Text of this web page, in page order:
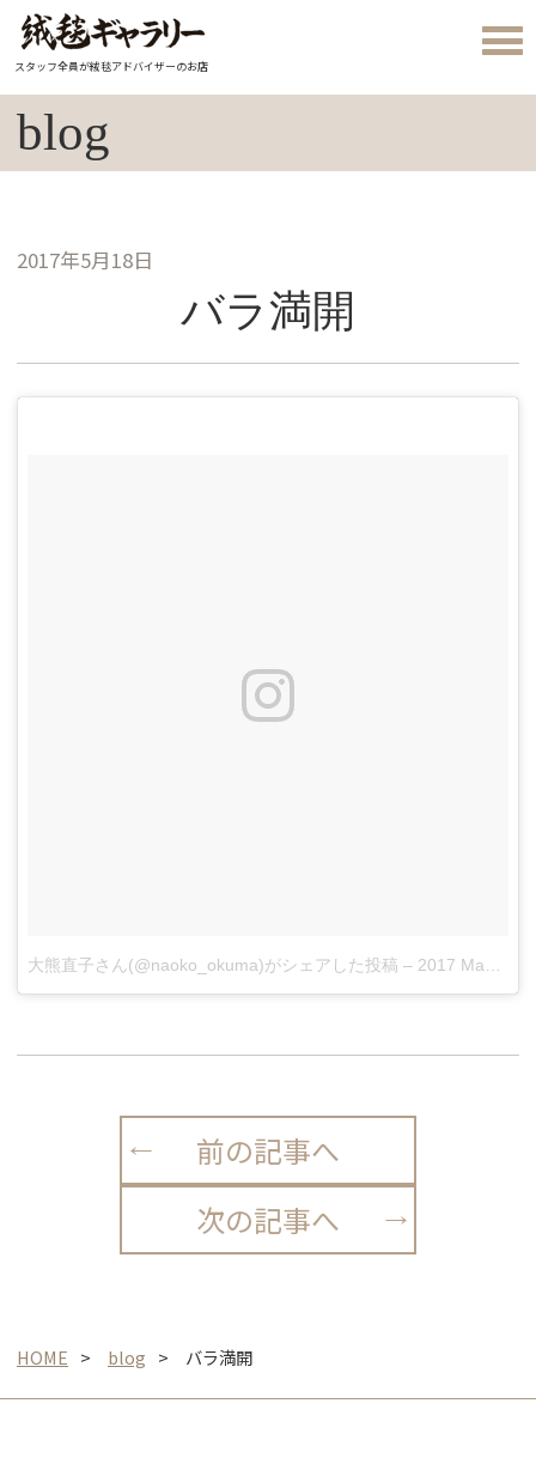
スタッフ全員が絨毯アドバイザーのお店
blog
2017年5月18日
バラ満開
大熊直子さん(@naoko_okuma)がシェアした投稿 – 2017 May 18 2:28am PDT
前の記事へ
次の記事へ
HOME blog バラ満開